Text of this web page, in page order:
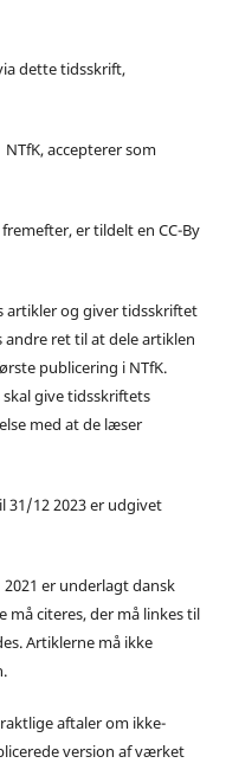
dette tidsskrift,
accepterer som
er tildelt en CC-By
artikler og giver tidsskriftet
ret til at dele artiklen
publicering i NTfK.
give tidsskriftets
med at de læser
31/12 2023 er udgivet
er underlagt dansk
citeres, der må linkes til
Artiklerne må ikke
aftaler om ikke-
version af værket